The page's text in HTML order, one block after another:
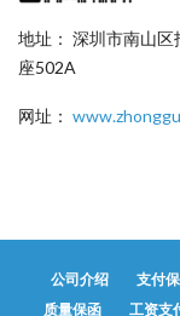
地址： 深圳市南山
座502A
网址：
公司介绍 支付
质量保函
工资支